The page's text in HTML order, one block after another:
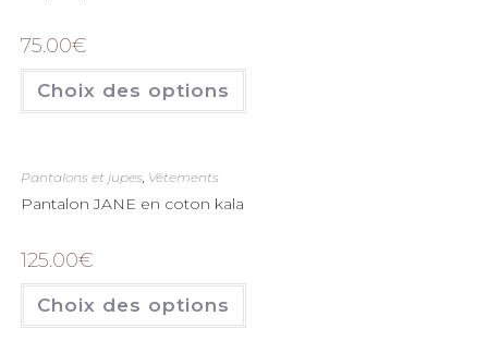
75.00€
Choix des options
Pantalons et jupes Vêtements
Pantalon JANE en coton kala
125.00€
Choix des options